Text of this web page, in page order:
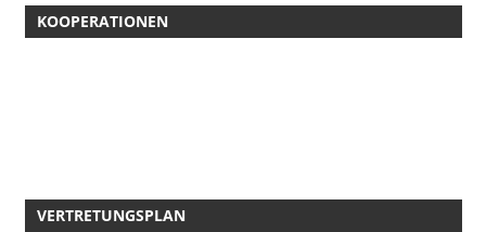
KOOPERATIONEN
VERTRETUNGSPLAN